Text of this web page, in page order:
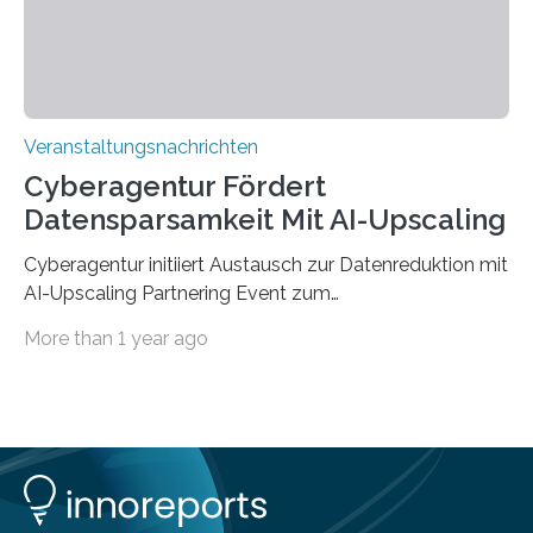
Veranstaltungsnachrichten
Cyberagentur Fördert
Datensparsamkeit Mit AI-Upscaling
Cyberagentur initiiert Austausch zur Datenreduktion mit
AI-Upscaling Partnering Event zum
innovative DatenverarbeitungDie Agentur für
Entwicklung von Technologien zur gezielten
Datenreduktion und Rekonstruktion in schwierigen
Kommunikationsumgebungen. Das Event dient der
More than 1 year ago